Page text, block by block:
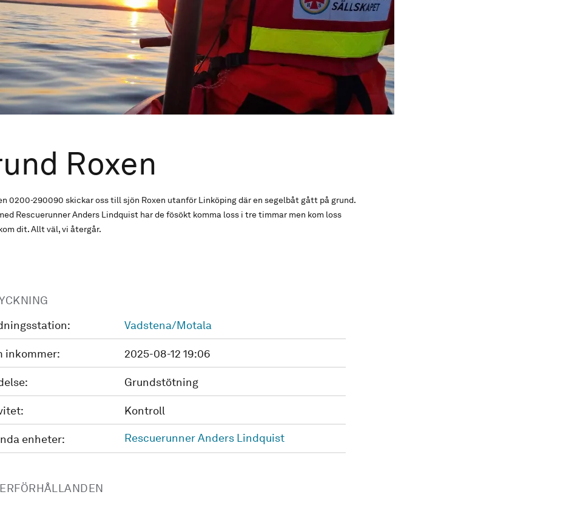
Roxen
0200-290090 skickar oss till sjön Roxen utanför Linköping där en segelbåt gått på grund.
Rescuerunner Anders Lindquist har de fösökt komma loss i tre timmar men kom loss
dit. Allt väl, vi återgår.
Vadstena/Motala
inkommer: 2025-08-12 19:06
Grundstötning
Kontroll
enheter: Rescuerunner Anders Lindquist